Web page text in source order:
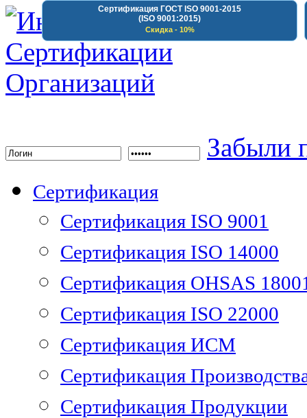
Сертификация ГОСТ ISO 9001-2015
(ISO 9001:2015)
Скидка - 10%
Забыли
Сертификация
Сертификация ISO 9001
Сертификация ISO 14000
Сертификация OHSAS
Сертификация ISO 22000
Сертификация ИСМ
Сертификация
Сертификация Продукции